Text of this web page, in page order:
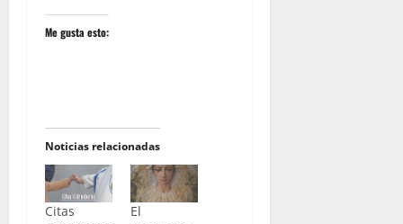
Me gusta esto:
Noticias relacionadas
Citas
El